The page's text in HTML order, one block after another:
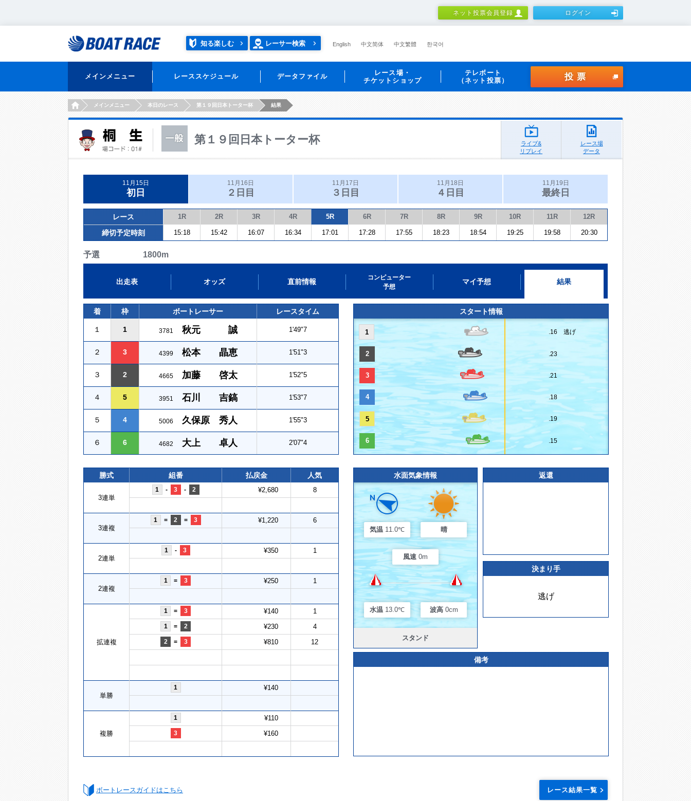
ネット投票会員登録 ログイン
知る楽しむ レーサー検索 English 中文简体 中文繁體 한국어
メインメニュー レーススケジュール データファイル
レース場・
チケットショップ
テレボート
（ネット投票）
投票
HOMEメインメニュー 本日のレース 第１９回日本トーター杯 結果
第１９回日本トーター杯
ライブ&
リプレイ
レース場
データ
11月15日
初日
11月16日
２日目
11月17日
３日目
11月18日
４日目
11月19日
最終日
レース 1R 2R 3R 4R 5R 6R 7R 8R 9R 10R 11R 12R
締切予定時刻 15:18 15:42 16:07 16:34 17:01 17:28 17:55 18:23 18:54 19:25 19:58 20:30
予選 1800m
出走表 オッズ 直前情報
コンピューター
予想
マイ予想 結果
着 枠 ボートレーサー レースタイム
１ 1 3781 秋元 誠 1'49"7
２ 3 4399 松本 晶恵 1'51"3
３ 2 4665 加藤 啓太 1'52"5
４ 5 3951 石川 吉鎬 1'53"7
５ 4 5006 久保原 秀人 1'55"3
６ 6 4682 大上 卓人 2'07"4
スタート情報
1 .16 逃げ
2 .23
3 .21
4 .18
5 .19
6 .15
勝式 組番 払戻金 人気
3連単
1 - 3 - 2 ¥2,680 8
3連複
1 = 2 = 3 ¥1,220 6
2連単
1 - 3 ¥350 1
2連複
1 = 3 ¥250 1
拡連複
1 = 3 ¥140 1
1 = 2 ¥230 4
2 = 3 ¥810 12
単勝
1 ¥140
複勝
1 ¥110
3 ¥160
水面気象情報
気温 11.0℃ 晴
風速 0m
水温 13.0℃ 波高 0cm
スタンド
返還
決まり手
逃げ
備考
ボートレースガイドはこちら レース結果一覧